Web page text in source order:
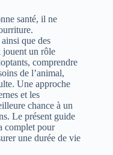
santé, il ne
que des
jouent un rôle
comprendre
de l’animal,
Une approche
et les
chance à un
Le présent guide
complet pour
une durée de vie